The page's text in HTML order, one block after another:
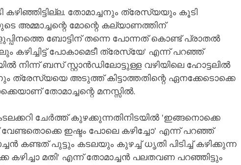
തോമാച്ചനും ത്രേസ്യയും കൂടി
മോന്റെ കല്യാണത്തിന്
ബോട്ടിന് തന്നെ പോന്നത് കൊണ്ട് പ്രാതൽ
കഴിച്ചിട്ട് പോകാമെടീ ത്രേസ്യേ' എന്ന് പറഞ്ഞ്
നിന്ന് ബസ് സ്റ്റാൻഡിലോട്ടുള്ള വഴിയിലെ ഹോട്ടലിൽ
ത്രേസ്യയെ അടുത്ത് കിട്ടാത്തതിന്റെ ഏനക്കേടൊക്കെ
തോമാച്ചന്റെ മനസ്സിൽ.
ചേർത്ത് കുഴക്കുന്നതിനിടയിൽ 'ഇങ്ങനൊക്കെ
വേണ്ടതൊക്കെ ഇഷ്ടം പോലെ കഴിച്ചോ' എന്ന് പറഞ്ഞ്
കണ്ടത് പുട്ടും കടലയും കുഴച്ച് ധൃതി പിടിച്ച് കഴിക്കുന്ന